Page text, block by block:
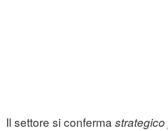
Il settore si conferma strategico